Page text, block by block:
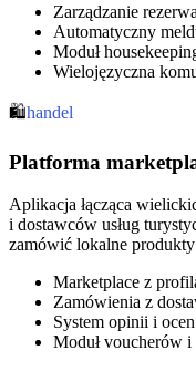
Zarządzanie
Automatyczny
Moduł
Wielojęzyczna
🛍️handel
Platforma
Aplikacja łącząca
i dostawców usług
zamówić lokalne produkty
Marketplace z
Zamówienia z
System opinii i ocen
Moduł voucherów